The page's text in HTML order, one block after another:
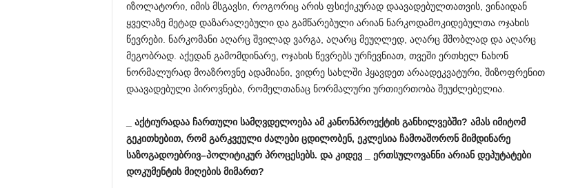
იზოლატორი, იმის მსგავსი, როგორიც არის ფსიქიკურად დაავადებულთათვის, ვინაიდან
ყველაზე მეტად დაზარალებული და გამწარებული არიან ნარკოდამოკიდებულთა ოჯახის
წევრები. ნარკომანი აღარც შვილად ვარგა, აღარც მეუღლედ, აღარც მშობლად და აღარც
მეგობრად. აქედან გამომდინარე, ოჯახის წევრებს ურჩევნიათ, თვეში ერთხელ ნახონ
ნორმალურად მოაზროვნე ადამიანი, ვიდრე სახლში ჰყავდეთ არაადეკვატური, შიზოფრენით
დაავადებული პიროვნება, რომელთანაც ნორმალური ურთიერთობა შეუძლებელია.
აქტიურადაა ჩართული სამღვდელოება ამ კანონპროექტის განხილვებში? ამას იმიტომ
გეკითხებით, რომ გარკვეული ძალები ცდილობენ, ეკლესია ჩამოაშორონ მიმდინარე
საზოგადოებრივ–პოლიტიკურ პროცესებს. და კიდევ_ ერთსულოვანნი არიან დეპუტატები
დოკუმენტის მიღების მიმართ?